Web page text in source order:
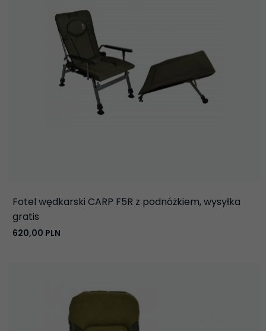
Fotel wędkarski CARP F5R z podnóżkiem, wysyłka
gratis
620,00 PLN